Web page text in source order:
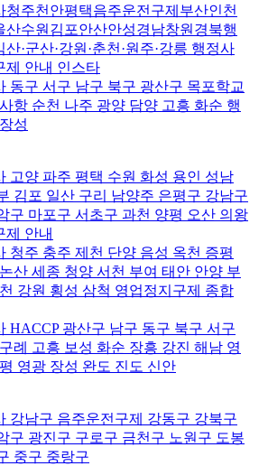
청주천안평택음주운전구제부산인천
산수원김포안산안성경남창원경북행
·군산·강원·춘천·원주·강릉 행정사
제 안내 인스타
동구 서구 남구 북구 광산구 목포학교
항 순천 나주 광양 담양 고흥 화순 행
성
고양 파주 평택 수원 화성 용인 성남
김포 일산 구리 남양주 은평구 강남구
구 마포구 서초구 과천 양평 오산 의왕
제 안내
청주 충주 제천 단양 음성 옥천 증평
산 세종 청양 서천 부여 태안 안양 부
강원 횡성 삼척 영업정지구제 종합
HACCP 광산구 남구 동구 북구 서구
례 고흥 보성 화순 장흥 강진 해남 영
영광 장성 완도 진도 신안
강남구 음주운전구제 강동구 강북구
구 광진구 구로구 금천구 노원구 도봉
중구 중랑구